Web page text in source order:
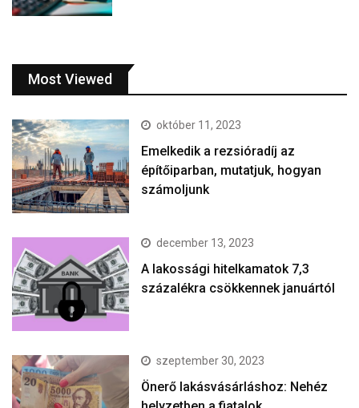
Most Viewed
október 11, 2023
Emelkedik a rezsióradíj az
építőiparban, mutatjuk, hogyan
számoljunk
december 13, 2023
A lakossági hitelkamatok 7,3
százalékra csökkennek januártól
szeptember 30, 2023
Önerő lakásvásárláshoz: Nehéz